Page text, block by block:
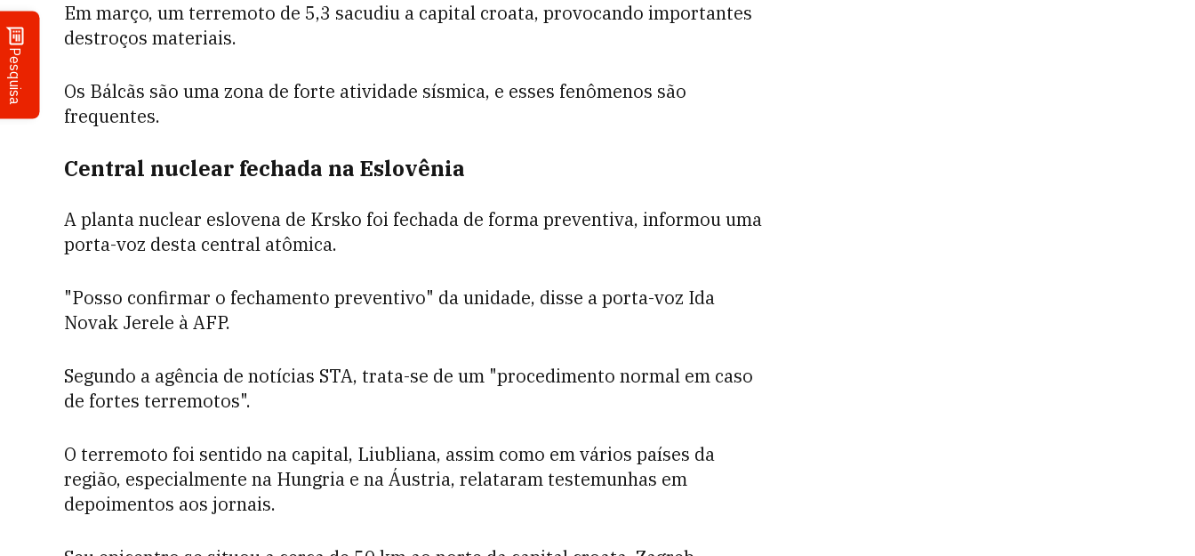
Pesquisa
Em março, um terremoto de 5,3 sacudiu a capital croata, provocando importantes
destroços materiais.
Os Bálcãs são uma zona de forte atividade sísmica, e esses fenômenos são
frequentes.
Central nuclear fechada na Eslovênia
A planta nuclear eslovena de Krsko foi fechada de forma preventiva, informou uma
porta-voz desta central atômica.
"Posso confirmar o fechamento preventivo" da unidade, disse a porta-voz Ida
Novak Jerele à AFP.
Segundo a agência de notícias STA, trata-se de um "procedimento normal em caso
de fortes terremotos".
O terremoto foi sentido na capital, Liubliana, assim como em vários países da
região, especialmente na Hungria e na Áustria, relataram testemunhas em
depoimentos aos jornais.